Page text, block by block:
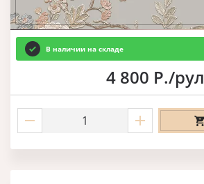
В наличии на складе
4 800 Р./рул